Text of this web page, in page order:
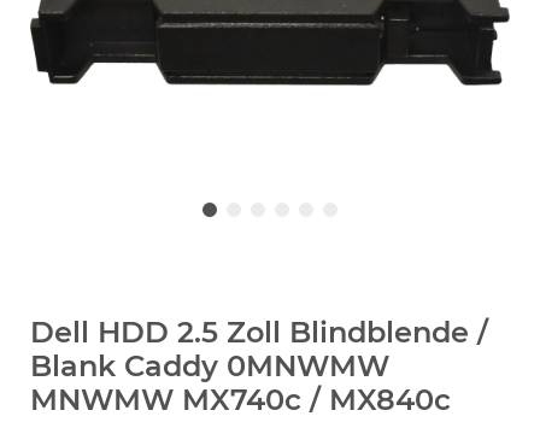
Dell HDD 2.5 Zoll Blindblende /
Blank Caddy 0MNWMW
MNWMW MX740c / MX840c